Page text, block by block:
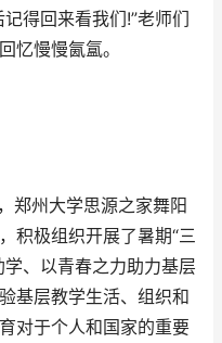
得回来看我们!”老师们
忆慢慢氤氲。
州大学思源之家舞阳
积极组织开展了暑期“三
、以青春之力助力基层
基层教学生活、组织和
对于个人和国家的重要